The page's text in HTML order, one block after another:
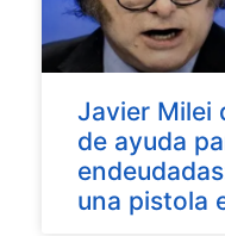
Javier Milei
de ayuda
una pistola